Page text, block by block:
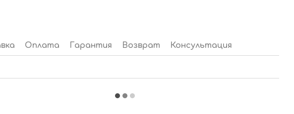
Оплата Гарантия Возврат Консультация